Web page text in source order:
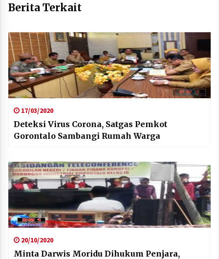
Berita Terkait
17/03/2020
Deteksi Virus Corona, Satgas Pemkot
Gorontalo Sambangi Rumah Warga
20/10/2020
Minta Darwis Moridu Dihukum Penjara,